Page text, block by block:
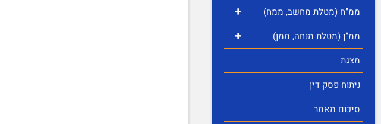
+ ממ"ח (מטלת מחשב, ממח)
+
ממ"ן (מטלת מנחה, ממן)
מצגת
ניתוח פסק דין
סיכום מאמר